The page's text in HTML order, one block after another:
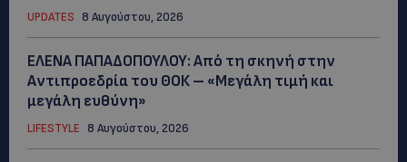
UPDATES 8 Αυγούστου, 2026
ΕΛΕΝΑ ΠΑΠΑΔΟΠΟΥΛΟΥ: Από τη σκηνή στην
Αντιπροεδρία του ΘΟΚ – «Μεγάλη τιμή και
μεγάλη ευθύνη»
LIFESTYLE 8 Αυγούστου, 2026